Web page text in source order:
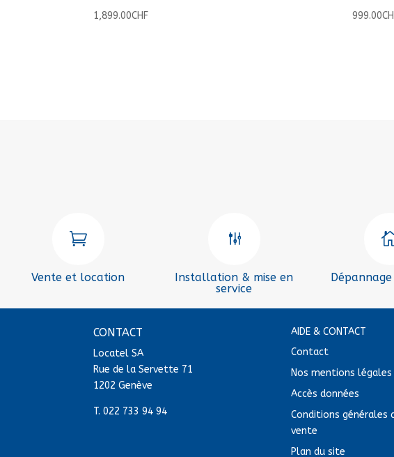
1,899.00CHF 999.00

Vente et location
g
Installation & mise en
service
CONTACT
Locatel SA
Rue de la Servette 71
1202 Genève
T.022 733 94 94
AIDE & CONTACT
Contact
Nos mentions légales
Accès données
Conditions générales
vente
Plan du site